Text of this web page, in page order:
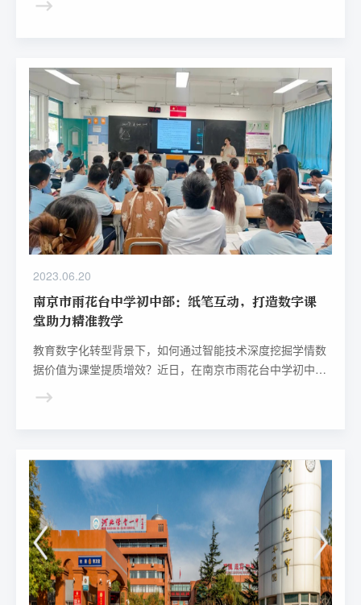
未来教育示范校，在深圳市第八届“教育改革创新大奖”当
2023.06.20
南京市雨花台中学初中部：纸笔互动，打造数字课
堂助力精准教学
教育数字化转型背景下，如何通过智能技术深度挖掘学情数
据价值为课堂提质增效？近日，在南京市雨花台中学初中